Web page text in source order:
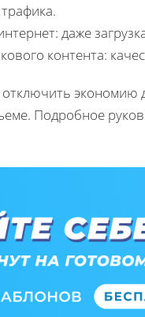
даже
контента:
отключить
Подробное